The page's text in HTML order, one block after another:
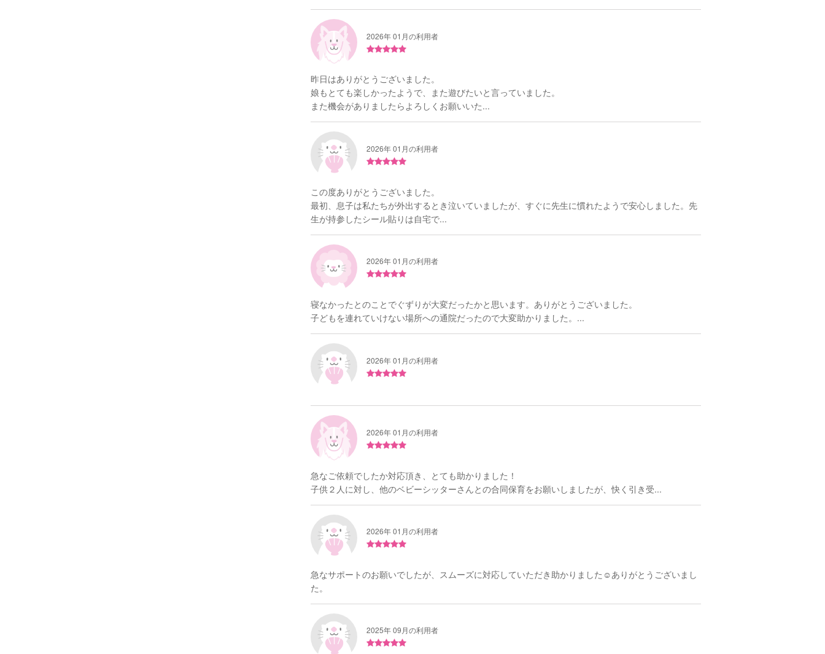
2026年 01月の利用者
昨日はありがとうございました。
娘もとても楽しかったようで、また遊びたいと言っていました。
また機会がありましたらよろしくお願いいた...
2026年 01月の利用者
この度ありがとうございました。
最初、息子は私たちが外出するとき泣いていましたが、すぐに先生に慣れたようで安心しました。先
生が持参したシール貼りは自宅で...
2026年 01月の利用者
寝なかったとのことでぐずりが大変だったかと思います。ありがとうございました。
子どもを連れていけない場所への通院だったので大変助かりました。...
2026年 01月の利用者
2026年 01月の利用者
急なご依頼でしたか対応頂き、とても助かりました！
子供２人に対し、他のベビーシッターさんとの合同保育をお願いしましたが、快く引き受...
2026年 01月の利用者
急なサポートのお願いでしたが、スムーズに対応していただき助かりました☺︎ありがとうございまし
た。
2025年 09月の利用者